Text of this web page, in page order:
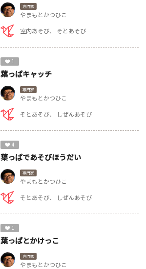
専門家
やまもとかつひこ
室内あそび
そとあそび
1
葉っぱキャッチ
専門家
やまもとかつひこ
そとあそび
しぜんあそび
4
葉っぱであそびほうだい
専門家
やまもとかつひこ
そとあそび
しぜんあそび
1
葉っぱとかけっこ
専門家
やまもとかつひこ